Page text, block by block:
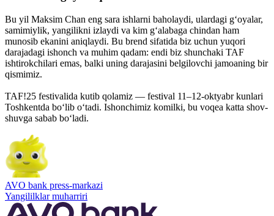
Bu yil Maksim Chan eng sara ishlarni baholaydi, ulardagi g‘oyalar,
samimiylik, yangilikni izlaydi va kim g‘alabaga chindan ham
munosib ekanini aniqlaydi. Bu brend sifatida biz uchun yuqori
darajadagi ishonch va muhim qadam: endi biz shunchaki TAF
ishtirokchilari emas, balki uning darajasini belgilovchi jamoaning bir
qismimiz.
TAF!25 festivalida kutib qolamiz — festival 11–12-oktyabr kunlari
Toshkentda bo‘lib o‘tadi. Ishonchimiz komilki, bu voqea katta shov-
shuvga sabab bo‘ladi.
AVO bank press-markazi
Yangililklar muharriri